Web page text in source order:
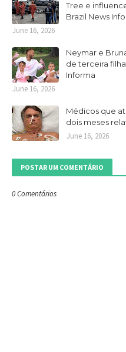
Tree e
Brazil News
June 16, 2026
Neymar e
de terceira
Informa
June 16, 2026
Médicos que
dois meses
June 16, 2026
POSTAR UM COMENTÁRIO
0 Comentários